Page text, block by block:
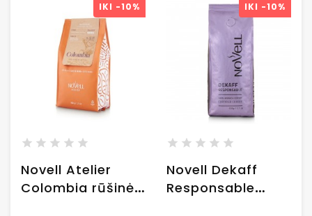
IKI -10%
Novell Atelier
Colombia rūšinės
IKI -10%
Novell Dekaff
Responsable